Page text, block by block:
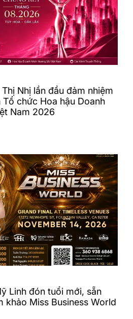
Nhị lần đầu đảm nhiệm
chức Hoa hậu Doanh
Nam 2026
Linh đón tuổi mới, sẵn
khảo Miss Business World